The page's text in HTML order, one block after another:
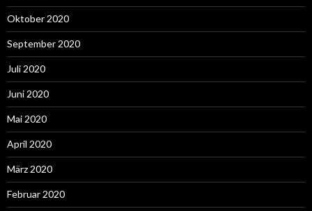
Oktober 2020
September 2020
Juli 2020
Juni 2020
Mai 2020
April 2020
März 2020
Februar 2020